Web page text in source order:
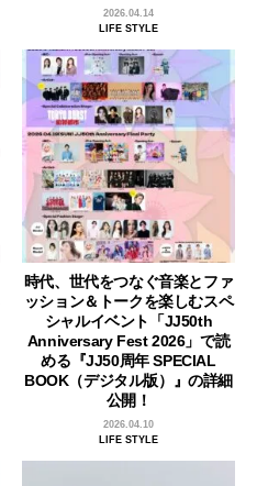
2026.04.14
LIFE STYLE
時代、世代をつなぐ音楽とファ
ッション＆トークを楽しむスペ
シャルイベント「JJ50th
Anniversary Fest 2026」で読
める『JJ50周年 SPECIAL
BOOK（デジタル版）』の詳細
公開！
2026.04.10
LIFE STYLE